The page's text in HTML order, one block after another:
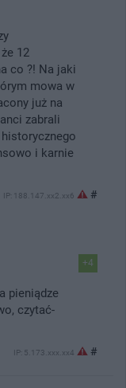
12
co ?! Na jaki
mowa w
już na
zabrali
i karnie
IP: 188.147.xx2.xx6 #
+4
pieniądze
czytać-
IP: 5.173.xxx.xx4 #